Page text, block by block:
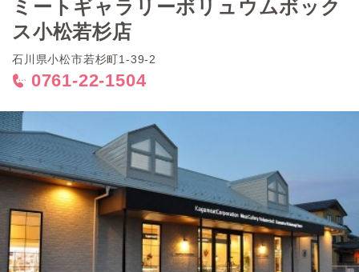
ミートギャラリーボリュウムボック
ス小松若杉店
石川県小松市若杉町1-39-2
< 0761-22-1504